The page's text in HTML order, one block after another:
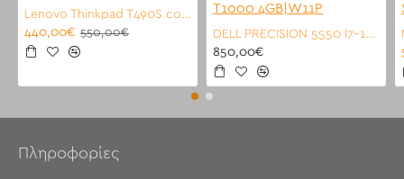
Lenovo Thinkpad T490S core i5-8365U|8GB|250GB SSD|W10P|14.1' FHD
440,00€ 550,00€
DELL PRECISION 5550 I7-10875H|32GB|500GB SSD|15.6 FHD+|QUADRO T1000 4GB|W11P
850,00€
Πληροφορίες